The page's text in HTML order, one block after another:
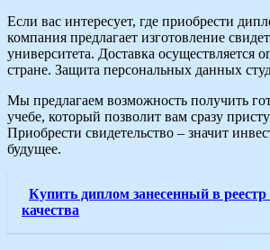
Если вас интересует, где приобрести
компания предлагает изготовление
университета. Доставка осуществляется
стране. Защита персональных данных
Мы предлагаем возможность получить
учебе, который позволит вам сразу
Приобрести свидетельство – значит
будущее.
Купить диплом занесенный в реестр
качества